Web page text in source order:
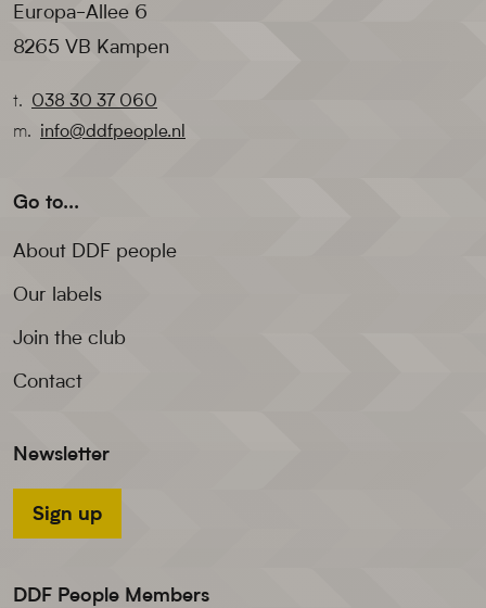
Europa-Allee 6
8265 VB Kampen
t.
038 30 37 060
m.
info@ddfpeople.nl
Go to...
About DDF people
Our labels
Join the club
Contact
Newsletter
Sign up
DDF People Members